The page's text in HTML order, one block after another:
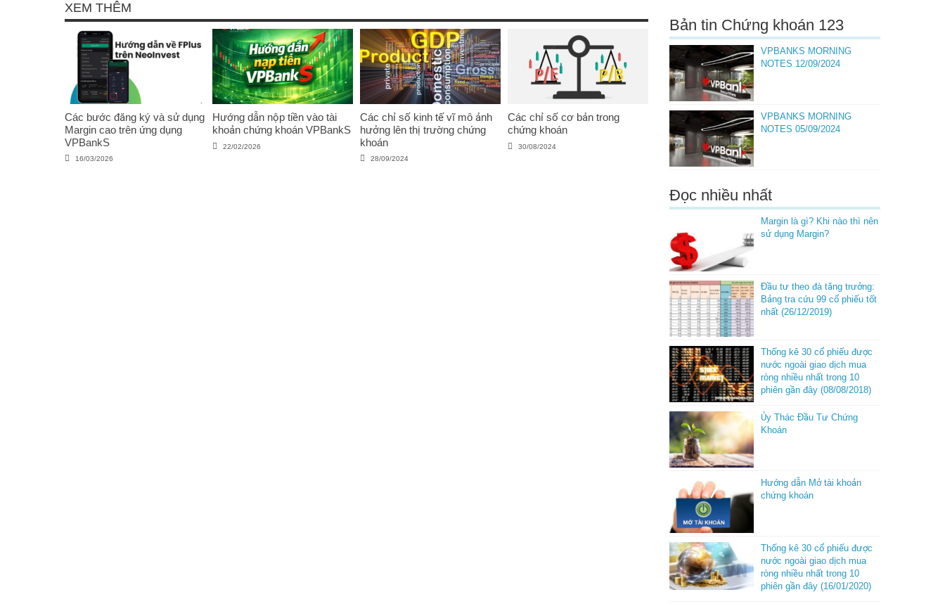
XEM THÊM
Các bước đăng ký và sử dụng
Margin cao trên ứng dụng
VPBankS
16/03/2026
Hướng dẫn nộp tiền vào tài
khoản chứng khoán VPBankS
22/02/2026
Các chỉ số kinh tế vĩ mô ảnh
hưởng lên thị trường chứng
khoán
28/09/2024
Các chỉ số cơ bản trong
chứng khoán
30/08/2024
Bản tin Chứng khoán 123
VPBANKS MORNING
NOTES 12/09/2024
VPBANKS MORNING
NOTES 05/09/2024
Đọc nhiều nhất
Margin là gì? Khi nào thì nên
sử dụng Margin?
Đầu tư theo đà tăng trưởng:
Bảng tra cứu 99 cổ phiếu tốt
nhất (26/12/2019)
Thống kê 30 cổ phiếu được
nước ngoài giao dịch mua
ròng nhiều nhất trong 10
phiên gần đây (08/08/2018)
Ủy Thác Đầu Tư Chứng
Khoán
Hướng dẫn Mở tài khoản
chứng khoán
Thống kê 30 cổ phiếu được
nước ngoài giao dịch mua
ròng nhiều nhất trong 10
phiên gần đây (16/01/2020)